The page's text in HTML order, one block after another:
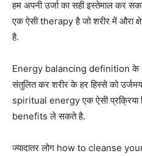
हम अपनी उर्जा का सही इस्तेमाल
एक ऐसी therapy है जो शरीर में औरा
है.
Energy balancing definition के
संतुलित कर शरीर के हर हिस्से को
spiritual energy एक ऐसी
benefits ले सकते है.
ज्यादातर लोग how to cleanse